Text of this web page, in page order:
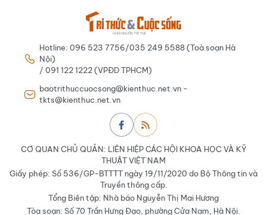
Hotline: 096 523 7756/035 249 5588 (Toà soạn Hà
Nội)
/ 091 122 1222 (VPĐD TPHCM)
baotrithuccuocsong@kienthuc.net.vn -
tkts@kienthuc.net.vn
CƠ QUAN CHỦ QUẢN: LIÊN HIỆP CÁC HỘI KHOA HỌC VÀ KỸ
THUẬT VIỆT NAM
Giấy phép: Số 536/GP-BTTTT ngày 19/11/2020 do Bộ Thông tin và
Truyền thông cấp.
Tổng Biên tập: Nhà báo Nguyễn Thị Mai Hương
Tòa soạn: Số 70 Trần Hưng Đạo, phường Cửa Nam, Hà Nội.